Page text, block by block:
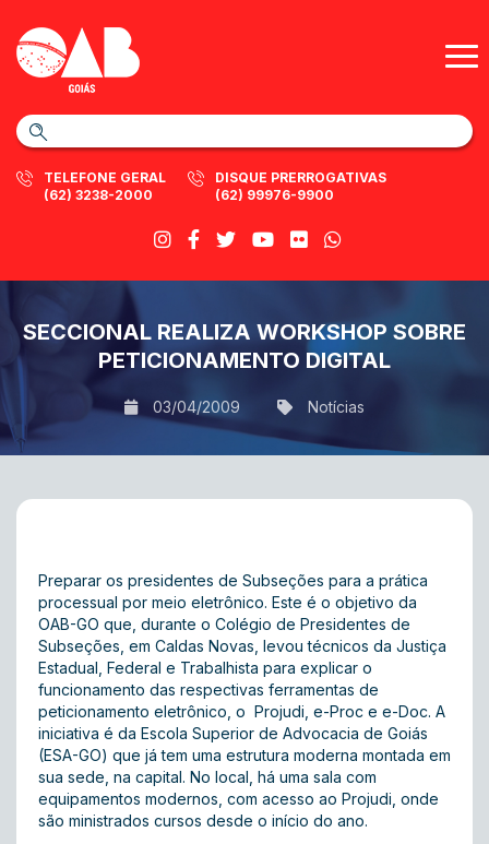
TELEFONE GERAL
(62) 3238-2000
DISQUE PRERROGATIVAS
(62) 99976-9900
SECCIONAL REALIZA WORKSHOP SOBRE
PETICIONAMENTO DIGITAL
03/04/2009 Notícias
Preparar os presidentes de Subseções para a prática
processual por meio eletrônico. Este é o objetivo da
OAB-GO que, durante o Colégio de Presidentes de
Subseções, em Caldas Novas, levou técnicos da Justiça
Estadual, Federal e Trabalhista para explicar o
funcionamento das respectivas ferramentas de
peticionamento eletrônico, o Projudi, e-Proc e e-Doc. A
iniciativa é da Escola Superior de Advocacia de Goiás
(ESA-GO) que já tem uma estrutura moderna montada em
sua sede, na capital. No local, há uma sala com
equipamentos modernos, com acesso ao Projudi, onde
são ministrados cursos desde o início do ano.